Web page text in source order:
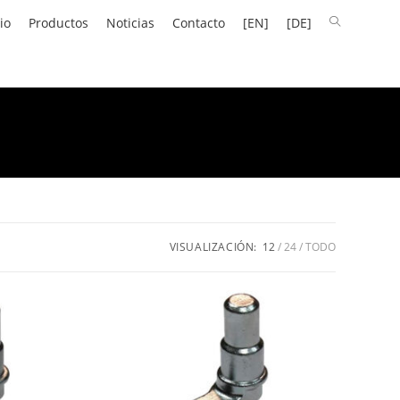
Productos Noticias Contacto [EN] [DE]
VISUALIZACIÓN: 12 24 TODO